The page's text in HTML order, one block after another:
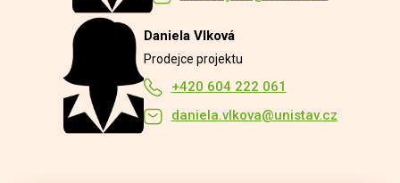
Daniela Vlková
Prodejce projektu
+420 604 222 061
daniela.vlkova@unistav.cz